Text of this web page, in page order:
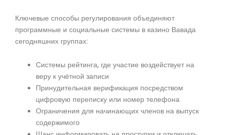
Ключевые способы регулирования объединяют
программные и социальные системы в казино Вавада
сегодняшних группах:
Системы рейтинга, где участие воздействует на
веру к учётной записи
Принудительная верификация посредством
цифровую переписку или номер телефона
Ограничения для начинающих членов на выпуск
содержимого